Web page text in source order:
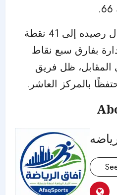
بهذا الانتصار، رفع الهلال رصيده إلى 41 نقطة
بفارق سبع نقاط
ظل فريق